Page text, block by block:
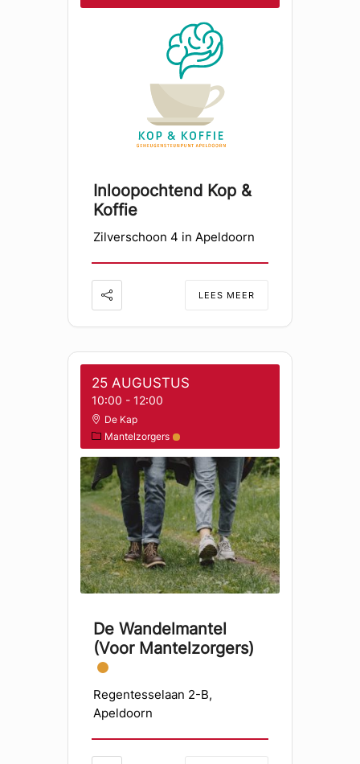
Inloopochtend Kop &
Koffie
Zilverschoon 4 in Apeldoorn
LEES MEER
25 AUGUSTUS
10:00 - 12:00
De Kap
Mantelzorgers
De Wandelmantel
(voor Mantelzorgers)
Regentesselaan 2-B,
Apeldoorn